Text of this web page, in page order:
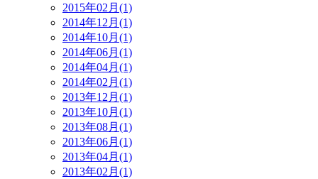
2015年02月(1)
2014年12月(1)
2014年10月(1)
2014年06月(1)
2014年04月(1)
2014年02月(1)
2013年12月(1)
2013年10月(1)
2013年08月(1)
2013年06月(1)
2013年04月(1)
2013年02月(1)